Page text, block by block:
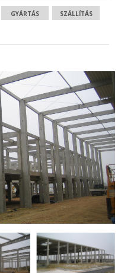
GYÁRTÁS
SZÁLLÍTÁS